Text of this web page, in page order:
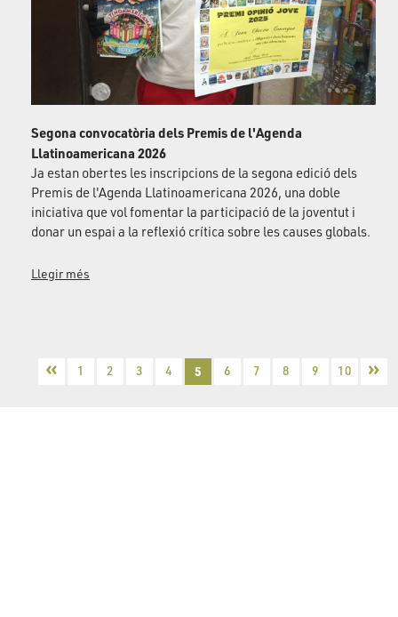
Segona convocatòria dels Premis de l'Agenda
Llatinoamericana 2026
Ja estan obertes les inscripcions de la segona edició dels
Premis de l'Agenda Llatinoamericana 2026, una doble
iniciativa que vol fomentar la participació de la joventut i
donar un espai a la reflexió crítica sobre les causes globals.
Llegir més
« 1 2 3 4 5 6 7 8 9 10 »